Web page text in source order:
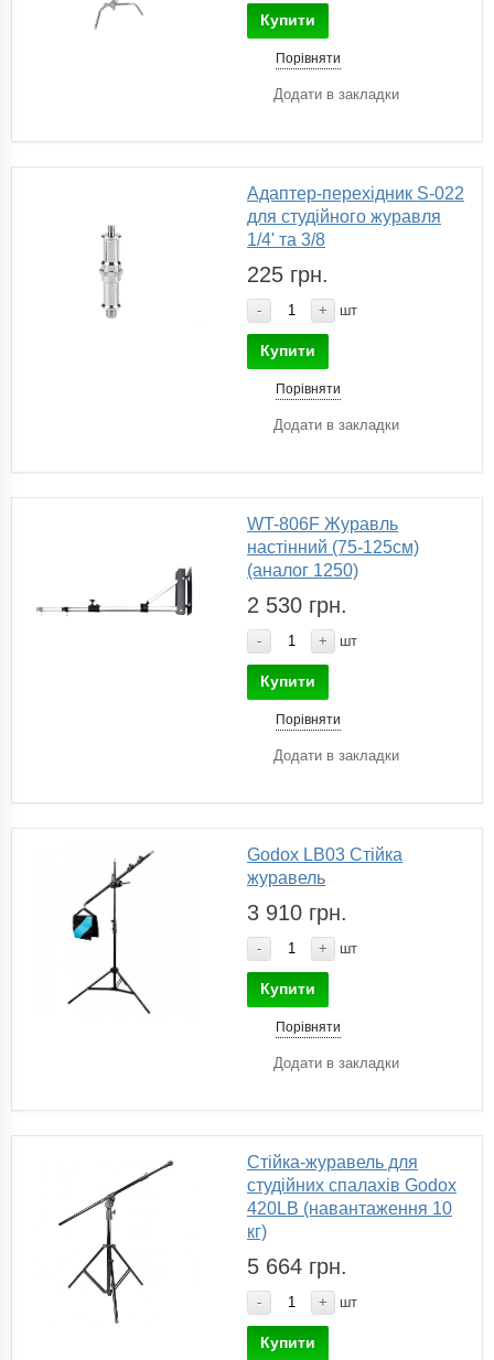
Купити
Порівняти
Додати в закладки
Адаптер-перехідник S-022
для студійного журавля
1/4' та 3/8
225 грн.
- + шт
Купити
Порівняти
Додати в закладки
WT-806F Журавль
настінний (75-125см)
(аналог 1250)
2 530 грн.
- + шт
Купити
Порівняти
Додати в закладки
Godox LB03 Стійка
журавель
3 910 грн.
- + шт
Купити
Порівняти
Додати в закладки
Стійка-журавель для
студійних спалахів Godox
420LB (навантаження 10
кг)
5 664 грн.
- + шт
Купити